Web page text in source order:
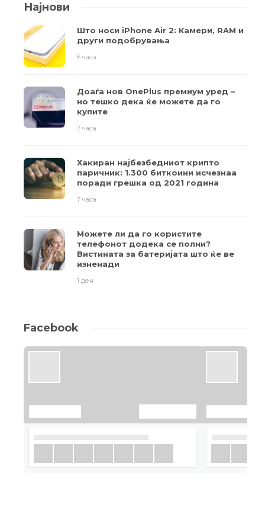
Најнови
Што носи iPhone Air 2: Камери, RAM и
други подобрувања
6 часа
Доаѓа нов OnePlus премиум уред –
но тешко дека ќе можете да го
купите
7 часа
Хакиран најбезбедниот крипто
паричник: 1.300 биткоини исчезнаа
поради грешка од 2021 година
7 часа
Можете ли да го користите
телефонот додека се полни?
Вистината за батеријата што ќе ве
изненади
1 ден
Facebook